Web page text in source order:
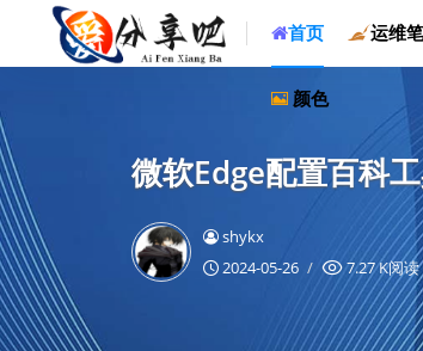
首页 运维
颜色
微软Edge配置百科
shykx
2024-05-26
7.27 K阅读